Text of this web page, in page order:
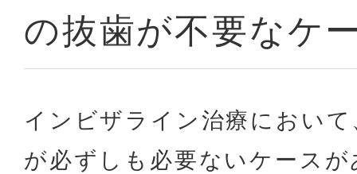
の抜歯が不要なケ
インビザライン治療におい
が必ずしも必要ないケース